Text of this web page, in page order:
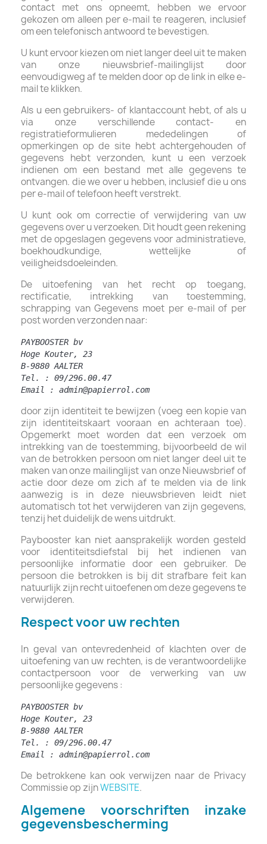
contact met ons opneemt, hebben we ervoor
gekozen om alleen per e-mail te reageren, inclusief
om een ​​telefonisch antwoord te bevestigen.
U kunt ervoor kiezen om niet langer deel uit te maken
van onze nieuwsbrief-mailinglijst door
eenvoudigweg af te melden door op de link in elke e-
mail te klikken.
Als u een gebruikers- of klantaccount hebt, of als u
via onze verschillende contact- en
registratieformulieren mededelingen of
opmerkingen op de site hebt achtergehouden of
gegevens hebt verzonden, kunt u een verzoek
indienen om een ​​bestand met alle gegevens te
ontvangen. die we over u hebben, inclusief die u ons
per e-mail of telefoon heeft verstrekt.
U kunt ook om correctie of verwijdering van uw
gegevens over u verzoeken. Dit houdt geen rekening
met de opgeslagen gegevens voor administratieve,
boekhoudkundige, wettelijke of
veiligheidsdoeleinden.
De uitoefening van het recht op toegang,
rectificatie, intrekking van toestemming,
schrapping van Gegevens moet per e-mail of per
post worden verzonden naar:
PAYBOOSTER bv
Hoge Kouter, 23
B-9880 AALTER
Tel. : 09/296.00.47
Email : admin@papierrol.com
door zijn identiteit te bewijzen (voeg een kopie van
zijn identiteitskaart vooraan en achteraan toe).
Opgemerkt moet worden dat een verzoek om
intrekking van de toestemming, bijvoorbeeld de wil
van de betrokken persoon om niet langer deel uit te
maken van onze mailinglijst van onze Nieuwsbrief of
actie door deze om zich af te melden via de link
aanwezig is in deze nieuwsbrieven leidt niet
automatisch tot het verwijderen van zijn gegevens,
tenzij het duidelijk de wens uitdrukt.
Paybooster kan niet aansprakelijk worden gesteld
voor identiteitsdiefstal bij het indienen van
persoonlijke informatie door een gebruiker. De
persoon die betrokken is bij dit strafbare feit kan
natuurlijk zijn recht uitoefenen om deze gegevens te
verwijderen.
Respect voor uw rechten
In geval van ontevredenheid of klachten over de
uitoefening van uw rechten, is de verantwoordelijke
contactpersoon voor de verwerking van uw
persoonlijke gegevens :
PAYBOOSTER bv
Hoge Kouter, 23
B-9880 AALTER
Tel. : 09/296.00.47
Email : admin@papierrol.com
De betrokkene kan ook verwijzen naar de Privacy
Commissieop zijnWEBSITE.
Algemene voorschriften inzake
gegevensbescherming